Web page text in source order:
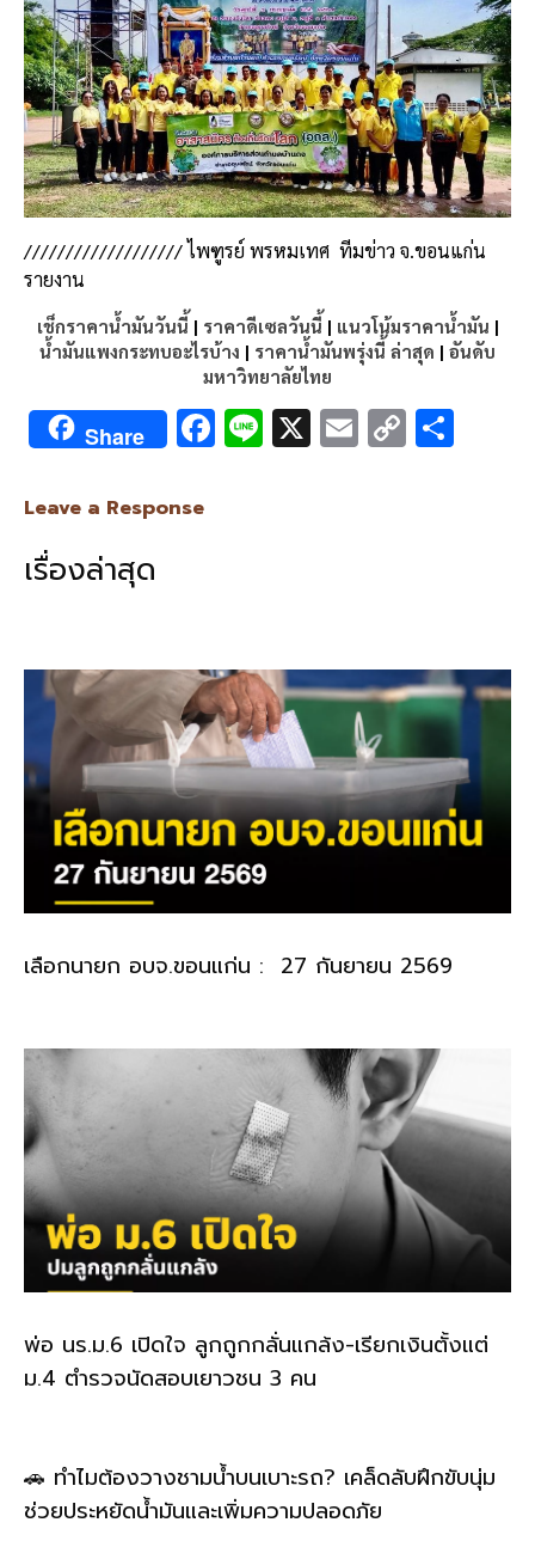
/////////////////// ไพฑูรย์ พรหมเทศ ทีมข่าว จ.ขอนแก่น
รายงาน
เช็กราคาน้ำมันวันนี้ | ราคาดีเซลวันนี้ | แนวโน้มราคาน้ำมัน |
น้ำมันแพงกระทบอะไรบ้าง | ราคาน้ำมันพรุ่งนี้ ล่าสุด | อันดับ
มหาวิทยาลัยไทย
Share F
k
Li X E C
Leave a Response
เรื่องล่าสุด
เลือกนายก อบจ.ขอนแก่น : 27 กันยายน 2569
พ่อ นร.ม.6 เปิดใจ ลูกถูกกลั่นแกล้ง-เรียกเงินตั้งแต่
ม.4 ตำรวจนัดสอบเยาวชน 3 คน
🚗 ทำไมต้องวางชามน้ำบนเบาะรถ? เคล็ดลับฝึกขับนุ่ม
ช่วยประหยัดน้ำมันและเพิ่มความปลอดภัย